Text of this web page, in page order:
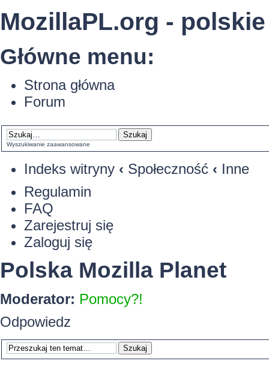
MozillaPL.org -
Główne menu:
Strona główna
Forum
Wyszukiwanie zaawansowane
Indeks witryny ‹ Społeczność ‹ Inne
Regulamin
FAQ
Zarejestruj się
Zaloguj się
Polska Mozilla Planet
Moderator: Pomocy?!
Odpowiedz